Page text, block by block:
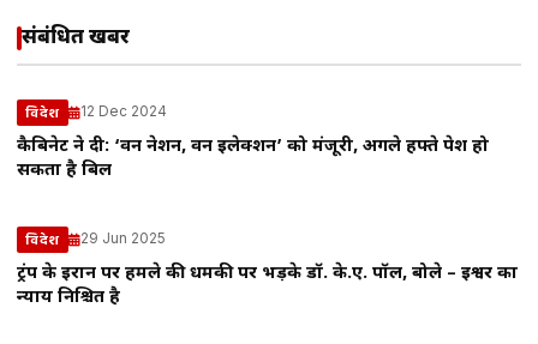
संबंधित खबरें
विदेश 12 Dec 2024
कैबिनेट ने दी: ‘वन नेशन, वन इलेक्शन’ को मंजूरी, अगले हफ्ते पेश हो
सकता है बिल
विदेश 29 Jun 2025
ट्रंप के ईरान पर हमले की धमकी पर भड़के डॉ. के.ए. पॉल, बोले – ईश्वर का
न्याय निश्चित है